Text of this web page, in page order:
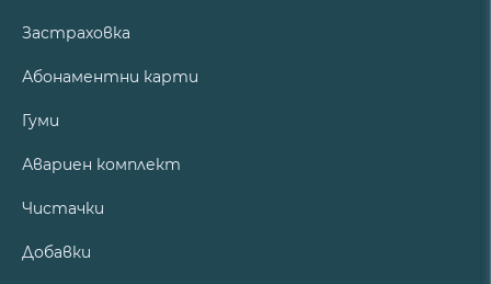
Застраховка
Абонаментни карти
Гуми
Авариен комплект
Чистачки
Добавки